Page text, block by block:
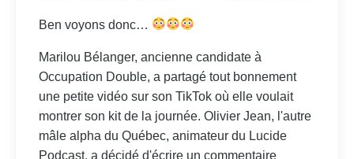
Ben voyons donc…
Marilou Bélanger, ancienne candidate à
Occupation Double, a partagé tout bonnement
une petite vidéo sur son TikTok où elle voulait
montrer son kit de la journée. Olivier Jean, l'autre
mâle alpha du Québec, animateur du Lucide
Podcast, a décidé d'écrire un commentaire